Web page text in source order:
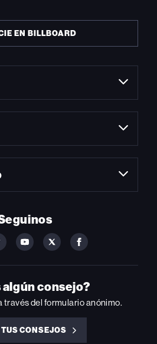
EN BILLBOARD
YOUTUBE
FOLLOW
ON
YOUTUBE
FOLLOW
ON
FOLLOW
ON
FACEBOOK
algún consejo?
través del formulario anónimo.
CONSEJOS